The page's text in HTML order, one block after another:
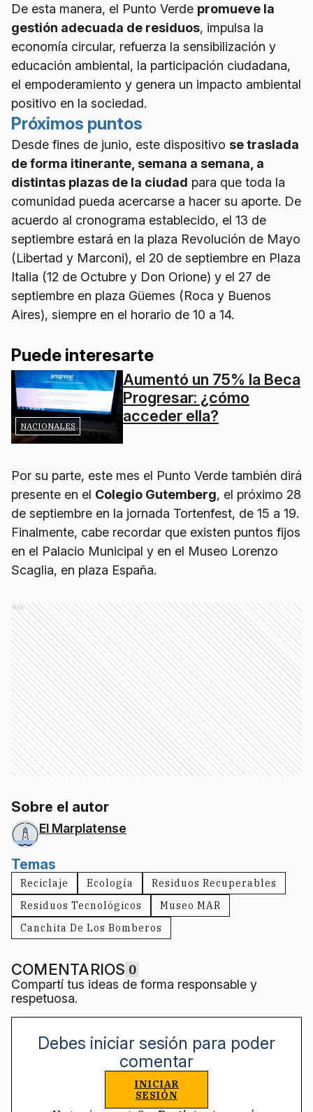
De esta manera, el Punto Verde promueve la
gestión adecuada de residuos, impulsa la
economía circular, refuerza la sensibilización y
educación ambiental, la participación ciudadana,
el empoderamiento y genera un impacto ambiental
positivo en la sociedad.
Próximos puntos
Desde fines de junio, este dispositivo se traslada
de forma itinerante, semana a semana, a
distintas plazas de la ciudad para que toda la
comunidad pueda acercarse a hacer su aporte. De
acuerdo al cronograma establecido, el 13 de
septiembre estará en la plaza Revolución de Mayo
(Libertad y Marconi), el 20 de septiembre en Plaza
Italia (12 de Octubre y Don Orione) y el 27 de
septiembre en plaza Güemes (Roca y Buenos
Aires), siempre en el horario de 10 a 14.
Puede interesarte
NACIONALES
Aumentó un 75% la Beca
Progresar: ¿cómo
acceder ella?
Por su parte, este mes el Punto Verde también dirá
presente en el Colegio Gutemberg, el próximo 28
de septiembre en la jornada Tortenfest, de 15 a 19.
Finalmente, cabe recordar que existen puntos fijos
en el Palacio Municipal y en el Museo Lorenzo
Scaglia, en plaza España.
Ads
Sobre el autor
El Marplatense
Temas
Reciclaje Ecología
Residuos Recuperables
Residuos Tecnológicos
Museo MAR
Canchita De Los Bomberos
COMENTARIOS 0
Compartí tus ideas de forma responsable y
respetuosa.
Debes iniciar sesión para poder
comentar
INICIAR
SESIÓN